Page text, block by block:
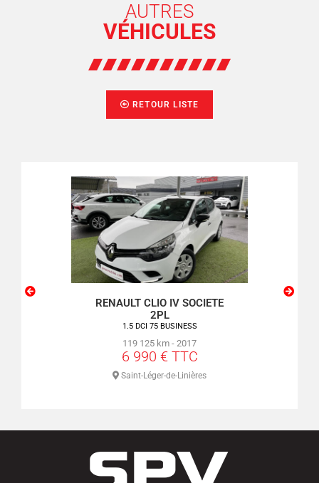
AUTRES
VÉHICULES
RETOUR LISTE
RENAULT CLIO IV SOCIETE
2PL
1.5 DCI 75 BUSINESS
119 125 km - 2017
6 990 € TTC
Saint-Léger-de-Linières